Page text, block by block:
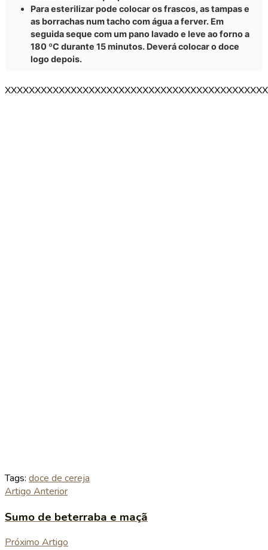
Para esterilizar pode colocar os frascos, as tampas e
as borrachas num tacho com água a ferver. Em
seguida seque com um pano lavado e leve ao forno a
180 ºC durante 15 minutos. Deverá colocar o doce
logo depois.
Tags: doce de cereja
Artigo Anterior
Sumo de beterraba e maçã
Próximo Artigo